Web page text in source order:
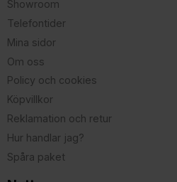
Showroom
Telefontider
Mina sidor
Om oss
Policy och cookies
Köpvillkor
Reklamation och retur
Hur handlar jag?
Spåra paket